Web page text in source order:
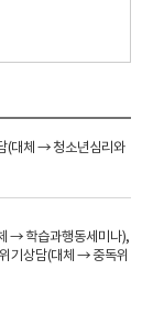
(대체 → 청소년심리와
→ 학습과행동세미나),
기상담(대체 → 중독위